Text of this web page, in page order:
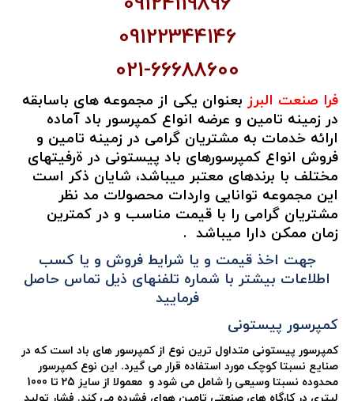
09122344146
021-66688600
فرا صنعت البرز بعنوان یکی از مجموعه های باسابقه
در زمینه تامین و عرضه انواع کمپرسور باد آماده
ارائه خدمات به مشتریان گرامی در زمینه تامین و
فروش انواع کمپرسورهای باد پیستونی در ةرفیتهای
مختلف با برندهای معتبر میباشد، شایان ذکر است
این مجموعه توانایی واردات محصولات مد نظر
مشتریان گرامی را با قیمت مناسب و در کمترین
زمان ممکن دارا میباشد .
جهت اخذ قیمت و یا شرایط فروش و یا کسب
اطلاعات بیشتر با شماره تلفنهای ذیل تماس حاصل
فرمایید
کمپرسور پیستونی
کمپرسور پیستونی متداول ترین نوع از کمپرسور های باد است که در
صنایع نسبتا کوچک مورد استفاده قرار می گیرد. این نوع کمپرسور
محدوده نسبتا وسیعی را شامل می شود و معمولا از سایز 25 تا 1000